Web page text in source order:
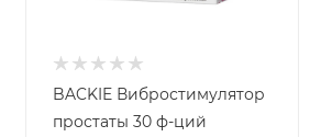
BACKIE Вибростимулятор
простаты 30 ф-ций